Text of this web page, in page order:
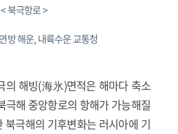
< 북극항로 >
방 해운, 내륙수운 교통청
의 해빙(海氷)면적은 해마다 축소
극해 중앙항로의 항해가 가능해질
북극해의 기후변화는 러시아에 기